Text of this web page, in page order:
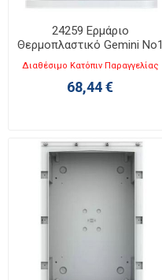
24259 Ερμάριο
Θερμοπλαστικό Gemini No1
ABB
Διαθέσιμο Κατόπιν Παραγγελίας
68,44 €